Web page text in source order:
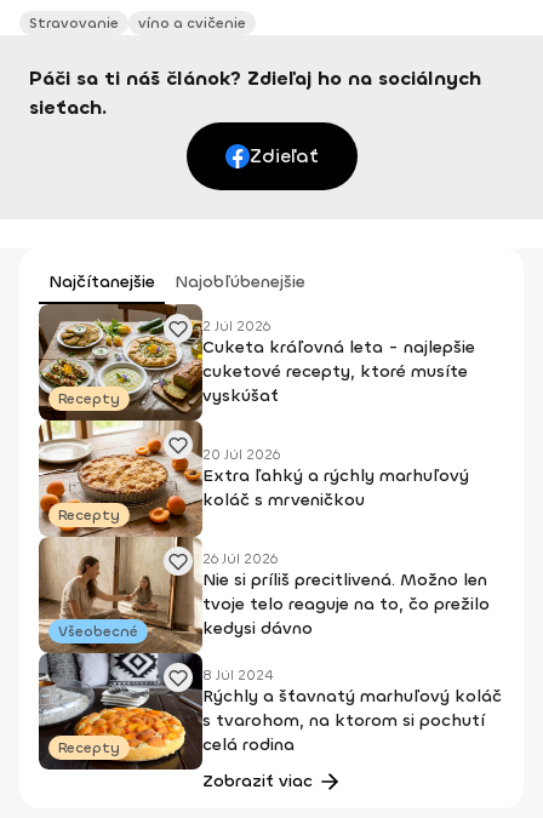
Stravovanie víno a cvičenie
Páči sa ti náš článok? Zdieľaj ho na sociálnych
sieťach.
Zdieľať
Najčítanejšie Najobľúbenejšie
Recepty
2 Júl 2026
Cuketa kráľovná leta - najlepšie
cuketové recepty, ktoré musíte
vyskúšať
Recepty
20 Júl 2026
Extra ľahký a rýchly marhuľový
koláč s mrveničkou
Všeobecné
26 Júl 2026
Nie si príliš precitlivená. Možno len
tvoje telo reaguje na to, čo prežilo
kedysi dávno
Recepty
8 Júl 2024
Rýchly a šťavnatý marhuľový koláč
s tvarohom, na ktorom si pochutí
celá rodina
Zobraziť viac